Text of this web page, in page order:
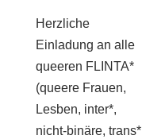
Herzliche
Einladung an alle
queeren FLINTA*
(queere Frauen,
Lesben, inter*,
nicht-binäre, trans*